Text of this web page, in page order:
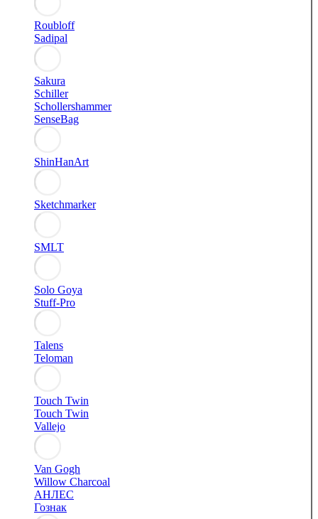
Roubloff
Sadipal
Sakura
Schiller
Schollershammer
SenseBag
ShinHanArt
Sketchmarker
SMLT
Solo Goya
Stuff-Pro
Talens
Teloman
Touch Twin
Touch Twin
Vallejo
Van Gogh
Willow Charcoal
АНЛЕС
Гознак